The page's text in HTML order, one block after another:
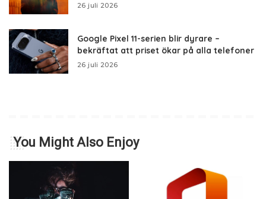
26 juli 2026
Google Pixel 11-serien blir dyrare –
bekräftat att priset ökar på alla telefoner
26 juli 2026
You Might Also Enjoy